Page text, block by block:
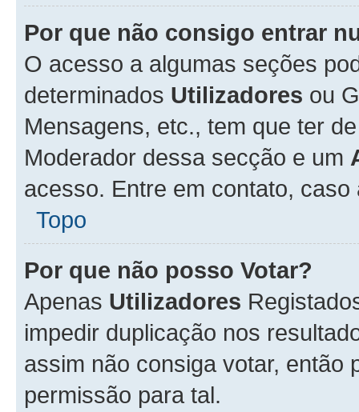
Por que não consigo entrar
O acesso a algumas seções
determinados Utilizadores ou
Mensagens, etc., tem que ter
Moderador dessa secção e um
acesso. Entre em contato,
Topo
Por que não posso Votar?
Apenas Utilizadores
impedir duplicação nos
assim não consiga votar, então
permissão para tal.